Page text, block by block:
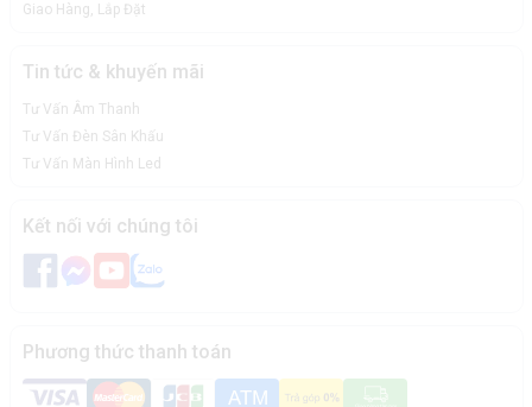
Giao Hàng, Lắp Đặt
Tin tức & khuyến mãi
Tư Vấn Âm Thanh
Tư Vấn Đèn Sân Khấu
Tư Vấn Màn Hình Led
Kết nối với chúng tôi
Phương thức thanh toán